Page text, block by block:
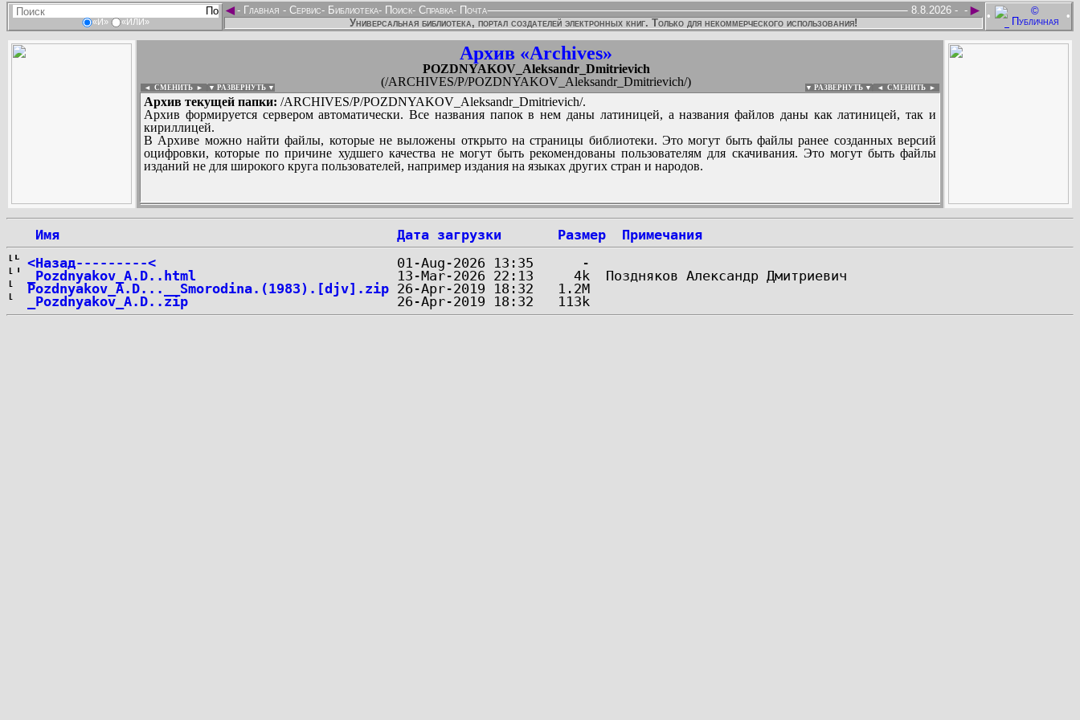
«И» «ИЛИ»
• •
◄ ►
- Главная - Сервис- Библиотека- Поиск- Справка- Почта -
8.8.2026 -
Универсальная библиотека, портал создателей электронных книг. Только для некоммерческого использования!
Архив «Archives»
POZDNYAKOV_Aleksandr_Dmitrievich
(/ARCHIVES/P/POZDNYAKOV_Aleksandr_Dmitrievich/)
◄ СМЕНИТЬ ► ▼ РАЗВЕРНУТЬ ▼ ▼ РАЗВЕРНУТЬ ▼ ◄ СМЕНИТЬ ►
Архив текущей папки: /ARCHIVES/P/POZDNYAKOV_Aleksandr_Dmitrievich/.
Архив формируется сервером автоматически. Все названия папок в нем даны латиницей, а названия файлов даны как латиницей, так и
кириллицей.
В Архиве можно найти файлы, которые не выложены открыто на страницы библиотеки. Это могут быть файлы ранее созданных версий
оцифровки, которые по причине худшего качества не могут быть рекомендованы пользователям для скачивания. Это могут быть файлы
изданий не для широкого круга пользователей, например издания на языках других стран и народов.
:
...
Имя Дата загрузки Размер
Примечания
<Назад---------<
_Pozdnyakov_A.D..html
Pozdnyakov_A.D...__Smorodina.(1983).[djv].zip
_Pozdnyakov_A.D..zip